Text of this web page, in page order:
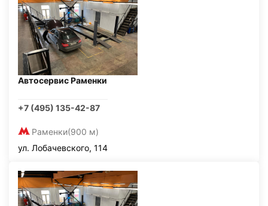
Автосервис Раменки
+7 (495) 135-42-87
Раменки(900 м)
ул. Лобачевского, 114